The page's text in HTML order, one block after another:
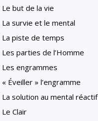
Le but de la vie
La survie et le mental
La piste de temps
Les parties de l’Homme
Les engrammes
« Éveiller » l’engramme
La solution au mental réactif
Le Clair